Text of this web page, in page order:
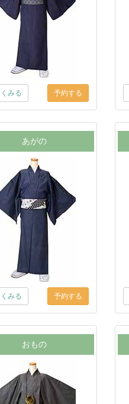
みる
あがの
みる
おもの